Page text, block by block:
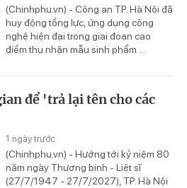
(Chinhphu.vn) - Công an TP. Hà Nội đã
huy động tổng lực, ứng dụng công
nghệ hiện đại trong giai đoạn cao
điểm thu nhận mẫu sinh phẩm ...
để 'trả lại tên cho các
1 ngày trước
(Chinhphu.vn) - Hướng tới kỷ niệm 80
năm ngày Thương binh - Liệt sĩ
(27/7/1947 - 27/7/2027), TP. Hà Nội